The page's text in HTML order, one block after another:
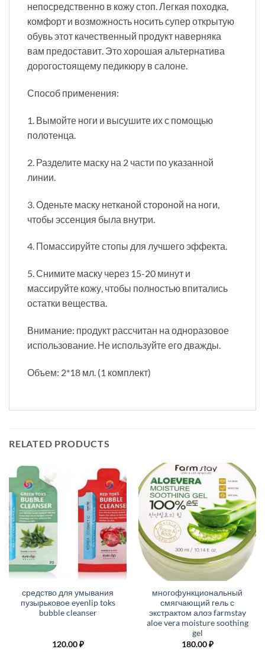
непосредственно в кожу стоп. Легкая походка,
комфорт и возможность носить супер открытую
обувь этот качественный продукт наверняка
вам предоставит. Это хорошая альтернатива
дорогостоящему педикюру в салоне.
Способ применения:
1. Вымойте ноги и высушите их с помощью
полотенца.
2. Разделите маску на 2 части по указанной
линии.
3. Оденьте маску нетканой стороной на ноги,
чтобы эссенция была внутри.
4. Помассируйте стопы для лучшего эффекта.
5. Снимите маску через 15-20 минут и
массируйте кожу, чтобы полностью впитались
остатки вещества.
Внимание: продукт рассчитан на одноразовое
использование. Не используйте его дважды.
Объем: 2*18 мл. (1 комплект)
RELATED PRODUCTS
средство для умывания
пузырьковое eyenlip toks
bubble cleanser
120.00₽
многофункциональный
смягчающий гель с
экстрактом алоэ farmstay
aloe vera moisture soothing
gel
180.00₽